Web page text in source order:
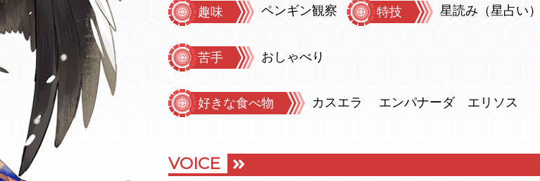
趣味 ペンギン観察 特技 星読み（星占い
苦手 おしゃべり
好きな食べ物 カスエラ エンパナーダ エリソス
VOICE